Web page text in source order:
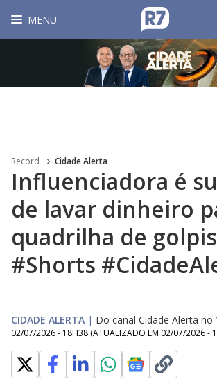
MENU
Record Cidade Alerta
Influenciadora é
de lavar dinheiro
quadrilha de
#Shorts
CIDADE ALERTA | Do canal Cidade Alerta no
02/07/2026 - 18H38 (ATUALIZADO EM 02/07/2026 -